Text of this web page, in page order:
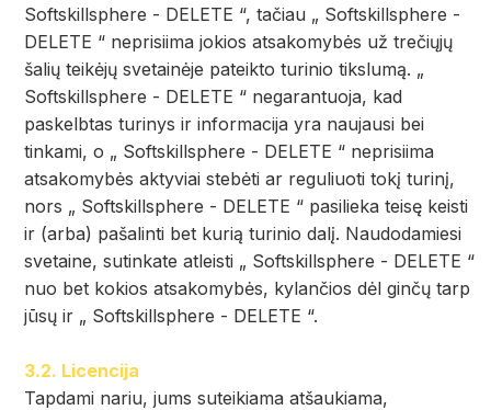
Softskillsphere - DELETE “, tačiau „ Softskillsphere -
DELETE “ neprisiima jokios atsakomybės už trečiųjų
šalių teikėjų svetainėje pateikto turinio tikslumą. „
Softskillsphere - DELETE “ negarantuoja, kad
paskelbtas turinys ir informacija yra naujausi bei
tinkami, o „ Softskillsphere - DELETE “ neprisiima
atsakomybės aktyviai stebėti ar reguliuoti tokį turinį,
nors „ Softskillsphere - DELETE “ pasilieka teisę keisti
ir (arba) pašalinti bet kurią turinio dalį. Naudodamiesi
svetaine, sutinkate atleisti „ Softskillsphere - DELETE “
nuo bet kokios atsakomybės, kylančios dėl ginčų tarp
jūsų ir „ Softskillsphere - DELETE “.
3.2. Licencija
Tapdami nariu, jums suteikiama atšaukiama,